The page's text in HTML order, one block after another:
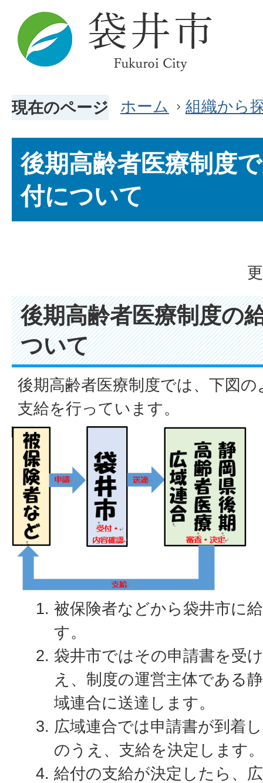
現在のページ ホーム 組織から
後期高齢者医療制度
付について
後期高齢者医療制度の
ついて
後期高齢者医療制度では、下図
支給を行っています。
被保険者などから袋井市に
す。
袋井市ではその申請書を受
え、制度の運営主体である
域連合に送達します。
広域連合では申請書が到着
のうえ、支給を決定します
給付の支給が決定したら、